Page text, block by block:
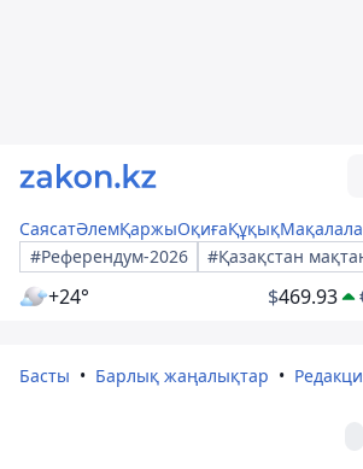
СаясатӘлемҚаржыОқиғаҚұқық
#Референдум-2026
#Қазақстан
+24° $469.93
Басты Барлық жаңалықтар